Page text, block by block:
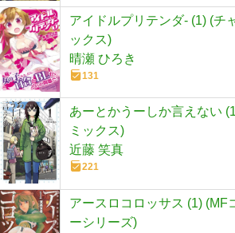
アイドルプリテンダ- (1) (チ
ックス)
晴瀬 ひろき
131
あーとかうーしか言えない
ミックス)
近藤 笑真
221
アースロコロッサス (1) (MF
ーシリーズ)